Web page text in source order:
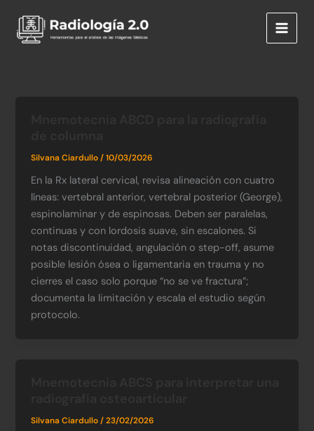
contenido
Silvana Ciardullo/10/03/2026
En la Rx lateral cervical, revisa alineación con cuatro
líneas: vertebral anterior, vertebral posterior (George),
espinolaminar y de espinosas. Deben ser paralelas,
continuas y con lordosis suave, sin escalones. Si
notas discontinuidad, angulación o step-off, asume
posible lesión ósea o ligamentaria en trauma y no
cierres el caso solo porque “no se ve fractura”;
documenta la limitación y escala el estudio según
protocolo.
Silvana Ciardullo/23/02/2026